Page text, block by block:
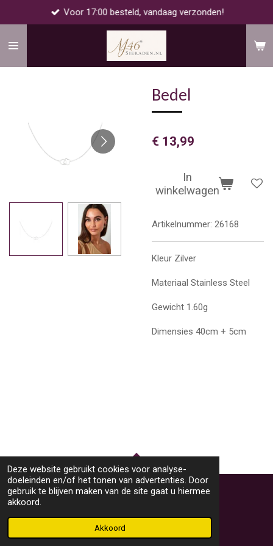
Deze website gebruikt cookies voor analyse-
doeleinden en/of het tonen van advertenties. Door
gebruik te blijven maken van de site gaat u hiermee
akkoord.
Akkoord
naar
Voor 17:00 besteld, vandaag verzonden!
Bedel
€ 13,99
In
winkelwagen
Artikelnummer: 26168
Kleur Zilver
Materiaal Stainless Steel
Gewicht 1.60g
Dimensies 40cm + 5cm
TOP